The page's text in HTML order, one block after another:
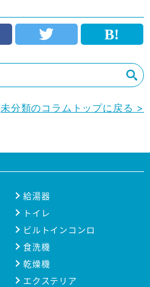
未分類のコラムトップに戻る >
給湯器
トイレ
ビルトインコンロ
食洗機
乾燥機
エクステリア